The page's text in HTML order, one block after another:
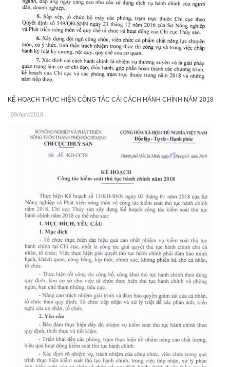
KẾ HOẠCH THỰC HIỆN CÔNG TÁC CẢI CÁCH HÀNH CHÍNH NĂM 2018
09/April/2018